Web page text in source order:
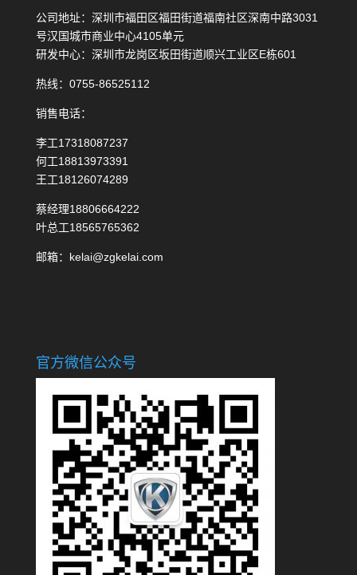
公司地址：深圳市福田区福田街道福南社区深南中路3031
号汉国城市商业中心4105单元
研发中心：深圳市龙岗区坂田街道顺兴工业区E栋601
热线：0755-86525112
销售电话：
李工17318087237
何工18813973391
王工18126074289
蔡经理18806664222
叶总工18565765362
邮箱：kelai@zgkelai.com
官方微信公众号